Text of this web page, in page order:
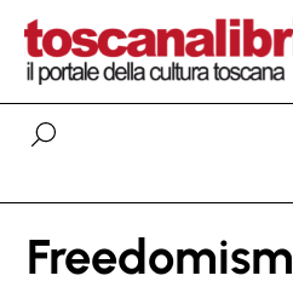
Freedomism